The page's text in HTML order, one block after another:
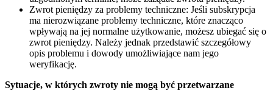
Zwrot pieniędzy za problemy techniczne: Jeśli subskrypcja
ma nierozwiązane problemy techniczne, które znacząco
wpływają na jej normalne użytkowanie, możesz ubiegać się o
zwrot pieniędzy. Należy jednak przedstawić szczegółowy
opis problemu i dowody umożliwiające nam jego
weryfikację.
Sytuacje, w których zwroty nie mogą być przetwarzane